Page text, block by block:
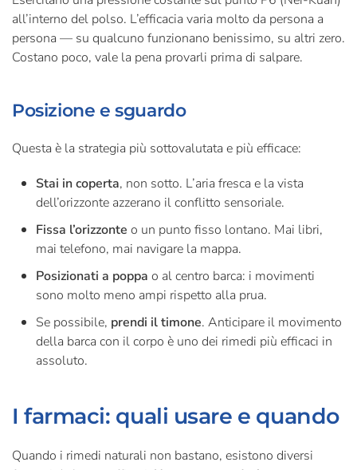
all’interno del polso. L’efficacia varia molto da persona a
persona — su qualcuno funzionano benissimo, su altri zero.
Costano poco, vale la pena provarli prima di salpare.
Posizione e sguardo
Questa è la strategia più sottovalutata e più efficace:
Stai in coperta, non sotto. L’aria fresca e la vista
dell’orizzonte azzerano il conflitto sensoriale.
Fissa l’orizzonte o un punto fisso lontano. Mai libri,
mai telefono, mai navigare la mappa.
Posizionati a poppa o al centro barca: i movimenti
sono molto meno ampi rispetto alla prua.
Se possibile, prendi il timone. Anticipare il movimento
della barca con il corpo è uno dei rimedi più efficaci in
assoluto.
I farmaci: quali usare e quando
Quando i rimedi naturali non bastano, esistono diversi